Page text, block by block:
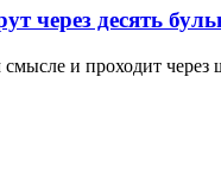
через десять
смысле и проходит